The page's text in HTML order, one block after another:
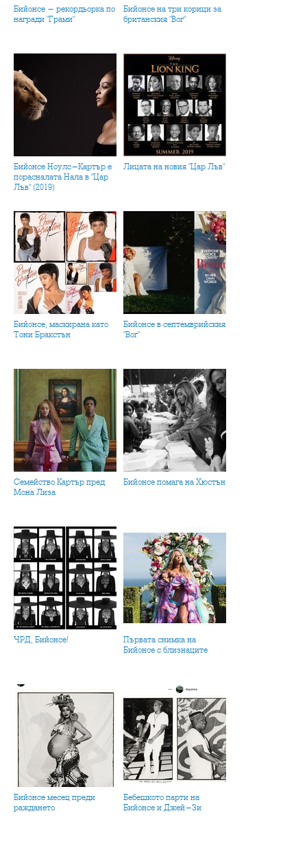
Бийонсе - рекордьорка по
награди "Грами"
Бийонсе на три корици за
британския "Вог"
Бийонсе Ноулс-Картър е
порасналата Нала в "Цар
Лъв" (2019)
Лицата на новия "Цар Лъв"
Бийонсе, маскирана като
Тони Бракстън
Бийонсе в септемврийския
"Вог"
Семейство Картър пред
Мона Лиза
Бийонсе помага на Хюстън
ЧРД, Бийонсе!
Първата снимка на
Бийонсе с близнаците
Бийонсе месец преди
раждането
Бебешкото парти на
Бийонсе и Джей-Зи